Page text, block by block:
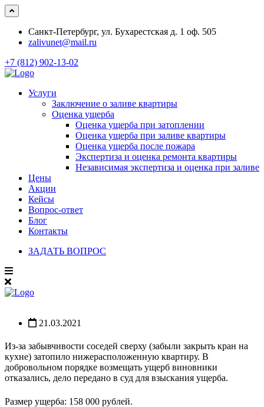
Санкт-Петербург, ул. Бухарестская д. 1 оф. 505
zalivunet@mail.ru
+7 (812) 902-13-02
Услуги
Заключение о заливе квартиры
Оценка ущерба
Оценка ущерба при затоплении
Оценка ущерба при заливе квартиры
Оценка ущерба после пожара
Экспертиза и оценка ремонта квартиры
Независимая экспертиза и оценка при заливе
Цены
Акции
Кейсы
Вопрос-ответ
Блог
Контакты
ЗАДАТЬ ВОПРОС
21.03.2021
Из-за забывчивости соседей сверху (забыли закрыть кран на
кухне) затопило нижерасположенную квартиру. В
добровольном порядке возмещать ущерб виновники
отказались, дело передано в суд для взыскания ущерба.
Размер ущерба: 158 000 рублей.